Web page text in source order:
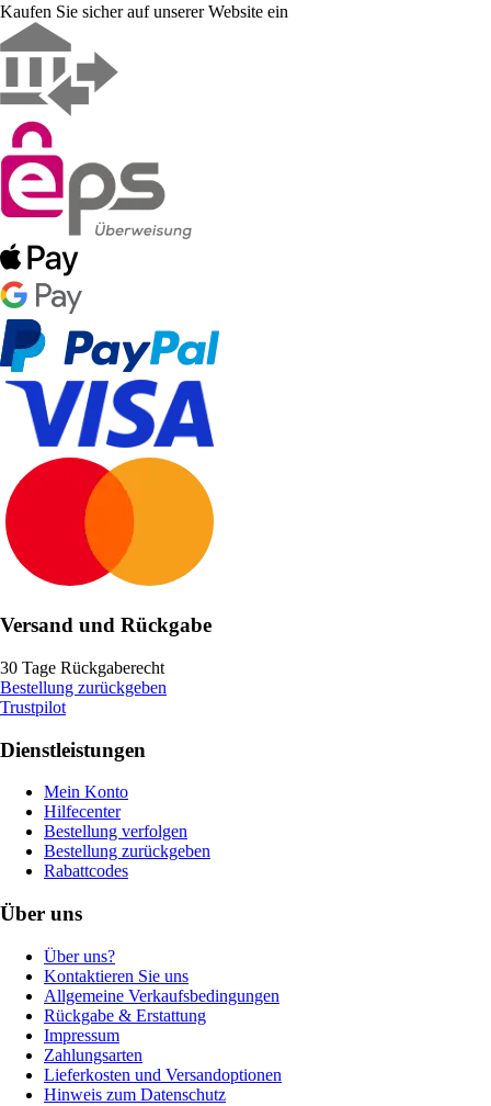
Kaufen Sie sicher auf unserer Website ein
Versand und Rückgabe
30 Tage Rückgaberecht
Bestellung zurückgeben
Trustpilot
Dienstleistungen
Mein Konto
Hilfecenter
Bestellung verfolgen
Bestellung zurückgeben
Rabattcodes
Über uns
Über uns?
Kontaktieren Sie uns
Allgemeine Verkaufsbedingungen
Rückgabe & Erstattung
Impressum
Zahlungsarten
Lieferkosten und Versandoptionen
Hinweis zum Datenschutz